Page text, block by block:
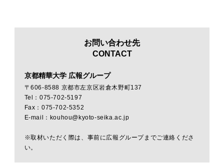
お問い合わせ先
CONTACT
京都精華大学 広報グループ
〒606-8588 京都市左京区岩倉木野町137
Tel：075-702-5197
Fax：075-702-5352
E-mail：kouhou@kyoto-seika.ac.jp
※取材いただく際は、事前に広報グループまでご連絡くださ
い。